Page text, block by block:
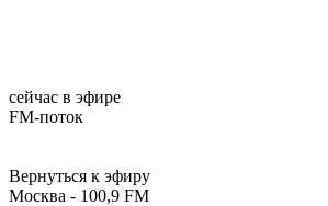
сейчас в эфире
FM-поток
Вернуться к эфиру
Москва - 100,9 FM